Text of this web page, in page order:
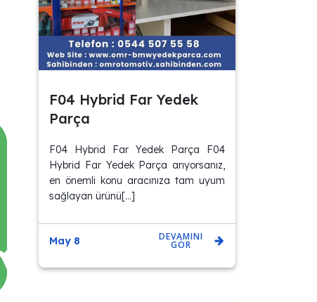
F04 Hybrid Far Yedek
Parça
F04 Hybrid Far Yedek Parça F04
Hybrid Far Yedek Parça arıyorsanız,
en önemli konu aracınıza tam uyum
sağlayan ürünü[…]
May 8 DEVAMINI
GÖR